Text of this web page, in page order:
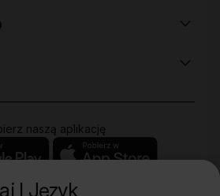
I Język
naszą aplikację